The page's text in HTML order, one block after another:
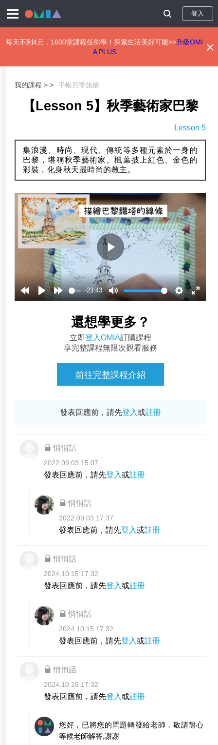
登入
每天不到4元，1600堂課程任你學！探索生活美好可能>>升級OMI
A PLUS
我的課程 > 手帳四季旅繪
【Lesson 5】秋季藝術家巴黎
Lesson 5
集浪漫、時尚、現代、傳統等多種元素於一身的
巴黎，堪稱秋季藝術家。楓葉披上紅色、金色的
彩裝，化身秋天最時尚的教主。
-23:43
還想學更多？
立即登入OMIA訂購課程
享完整課程無限次觀看服務
前往完整課程介紹
發表回應前，請先登入或註冊
悄悄話
2022.09.03 15:07
發表回應前，請先登入或註冊
悄悄話
2022.09.03 17:37
發表回應前，請先登入或註冊
悄悄話
2024.10.15 17:32
發表回應前，請先登入或註冊
悄悄話
2024.10.15 17:32
發表回應前，請先登入或註冊
悄悄話
2024.10.15 17:32
發表回應前，請先登入或註冊
您好，已將您的問題轉發給老師，敬請耐心
等候老師解答,謝謝